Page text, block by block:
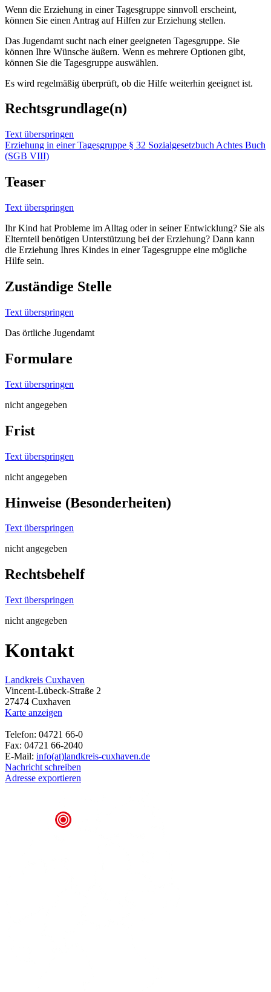
Wenn die Erziehung in einer Tagesgruppe sinnvoll erscheint,
können Sie einen Antrag auf Hilfen zur Erziehung stellen.
Das Jugendamt sucht nach einer geeigneten Tagesgruppe. Sie
können Ihre Wünsche äußern. Wenn es mehrere Optionen gibt,
können Sie die Tagesgruppe auswählen.
Es wird regelmäßig überprüft, ob die Hilfe weiterhin geeignet ist.
Rechtsgrundlage(n)
Text überspringen
Erziehung in einer Tagesgruppe § 32 Sozialgesetzbuch Achtes Buch
(SGB VIII)
Teaser
Text überspringen
Ihr Kind hat Probleme im Alltag oder in seiner Entwicklung? Sie als
Elternteil benötigen Unterstützung bei der Erziehung? Dann kann
die Erziehung Ihres Kindes in einer Tagesgruppe eine mögliche
Hilfe sein.
Zuständige Stelle
Text überspringen
Das örtliche Jugendamt
Formulare
Text überspringen
nicht angegeben
Frist
Text überspringen
nicht angegeben
Hinweise (Besonderheiten)
Text überspringen
nicht angegeben
Rechtsbehelf
Text überspringen
nicht angegeben
Kontakt
Landkreis Cuxhaven
Vincent-Lübeck-Straße 2
27474 Cuxhaven
Karte anzeigen
Telefon: 04721 66-0
Fax: 04721 66-2040
E-Mail: info(at)landkreis-cuxhaven.de
Nachricht schreiben
Adresse exportieren